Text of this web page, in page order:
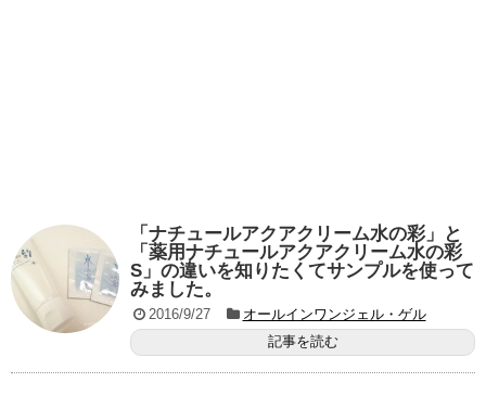
「ナチュールアクアクリーム水の彩」と
「薬用ナチュールアクアクリーム水の彩
S」の違いを知りたくてサンプルを使って
みました。
2016/9/27
オールインワンジェル・ゲル
記事を読む